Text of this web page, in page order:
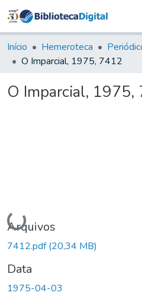
&
Tudo
Início Hemeroteca
O Imparcial, 1975, 7412
O Imparcial, 1975,
Carregando...
Arquivos
7412.pdf(20,34 MB)
Data
1975-04-03